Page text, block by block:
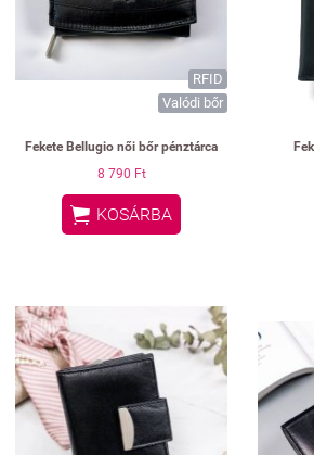
RFID
Valódi bőr
Fekete Bellugio női bőr pénztárca
8 790 Ft
 KOSÁRBA